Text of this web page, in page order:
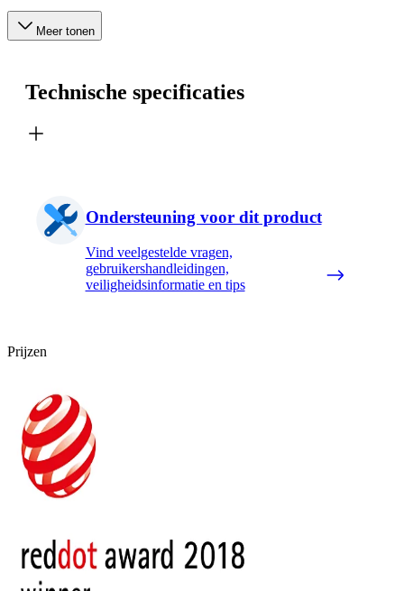
Meer tonen
Technische specificaties
Ondersteuning voor dit product
Vind veelgestelde vragen,
gebruikershandleidingen,
veiligheidsinformatie en tips
Prijzen